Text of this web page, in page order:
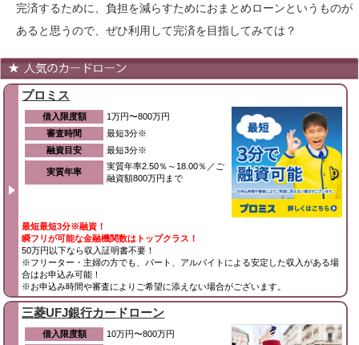
完済するために、負担を減らすためにおまとめローンというものが
あると思うので、ぜひ利用して完済を目指してみては？
プロミス
借入限度額
1万円〜800万円
審査時間
最短3分※
融資目安
最短3分※
実質年率
実質年率2.50％～18.00％／ご
融資額800万円まで
最短最短3分※融資！
瞬フリが可能な金融機関数はトップクラス！
50万円以下なら収入証明書不要！
※フリーター・主婦の方でも、パート、アルバイトによる安定した収入がある場
合はお申込み可能！
※お申込み時間や審査によりご希望に添えない場合がございます。
三菱UFJ銀行カードローン
借入限度額
10万円〜800万円